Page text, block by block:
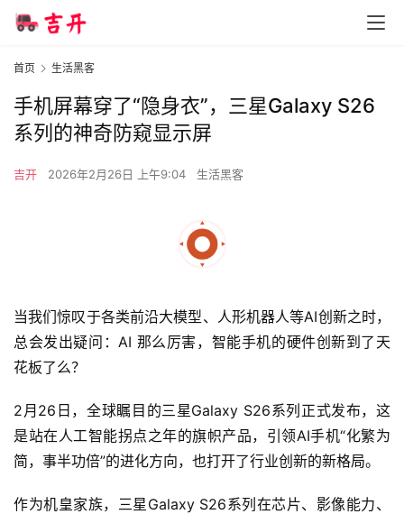
首页 生活黑客
手机屏幕穿了“隐身衣”，三星Galaxy S26
系列的神奇防窥显示屏
吉开 2026年2月26日 上午9:04 生活黑客
当我们惊叹于各类前沿大模型、人形机器人等AI创新之时，
总会发出疑问：AI 那么厉害，智能手机的硬件创新到了天
花板了么？
2月26日，全球瞩目的三星Galaxy S26系列正式发布，这
是站在人工智能拐点之年的旗帜产品，引领AI手机“化繁为
简，事半功倍”的进化方向，也打开了行业创新的新格局。
作为机皇家族，三星Galaxy S26系列在芯片、影像能力、